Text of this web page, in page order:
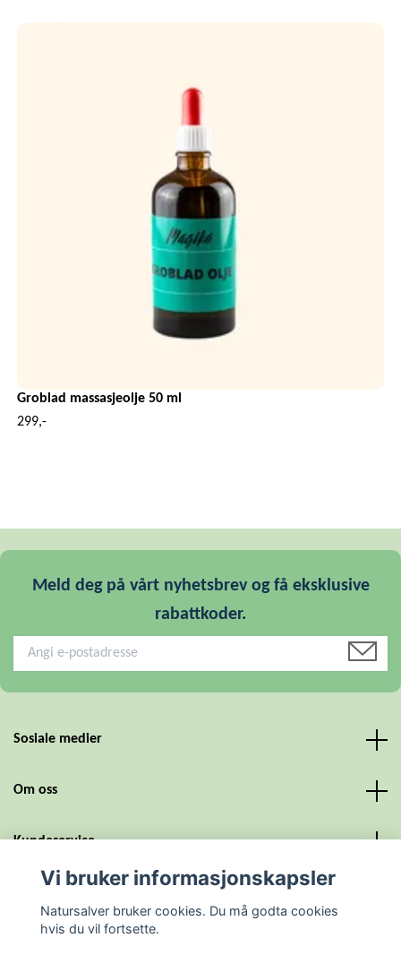
Groblad massasjeolje 50 ml
299,-
Meld deg på vårt nyhetsbrev og få eksklusive
rabattkoder.
Sosiale medier
Om oss
Kundeservice
Vi bruker informasjonskapsler
Natursalver bruker cookies. Du må godta cookies
hvis du vil fortsette.